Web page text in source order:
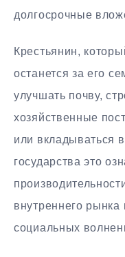
долгосрочные
Крестьянин,
останется за его
улучшать почву,
хозяйственные
или вкладываться
государства это
внутреннего рынка
социальных